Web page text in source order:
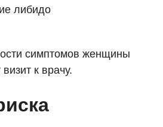
либидо
симптомов женщины
к врачу.